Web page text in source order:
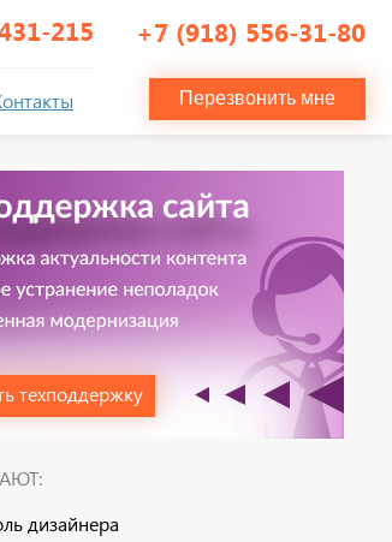
215 +7 (918) 556-31-80
Перезвонить мне
техподдержку
дизайнера